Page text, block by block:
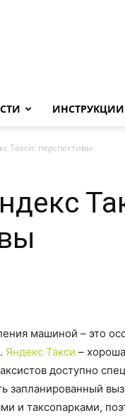
ИНСТРУКЦИИ
Такси: перспективы
машиной – это
Яндекс Такси –
доступно
запланированный
и таксопарками,